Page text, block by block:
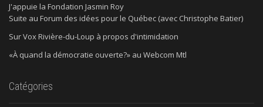
J'appuie la Fondation Jasmin Roy
Suite au Forum des idées pour le Québec (avec Christophe Batier)
Sur Vox Rivière-du-Loup à propos d'intimidation
«À quand la démocratie ouverte?» au Webcom Mtl
Catégories